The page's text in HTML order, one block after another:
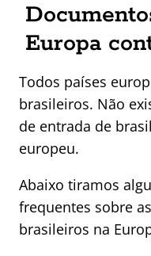
Europa
Todos países
brasileiros. Não
de entrada de
europeu.
Abaixo tiramos
frequentes sobre
brasileiros na